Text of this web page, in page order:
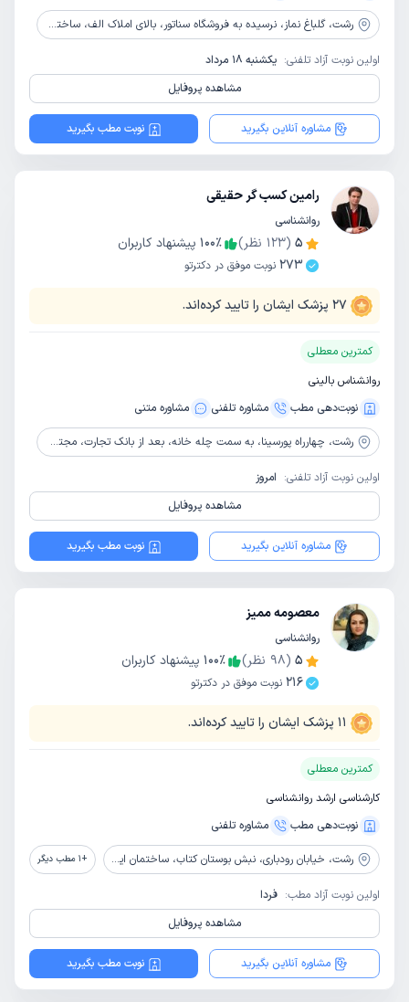
رشت،گلباغ نماز، نرسیده به فروشگاه سناتور، بالای املاک الف، ساختمان گلدن رز،طبقه پنجم، واحد شش
اولین نوبت آزاد تلفنی: یکشنبه 18 مرداد
مشاهده پروفایل
مشاوره آنلاین بگیرید نوبت مطب بگیرید
رامین کسب گر حقیقی
روانشناسی
5
(
123 نظر) 100٪
پیشنهاد کاربران
273 نوبت موفق در دکترتو
27 پزشک ایشان را تایید کرده‌اند.
کمترین معطلی
روانشناس بالینی
نوبت‌دهی مطب
مشاوره‌ تلفنی مشاوره‌ متنی
رشت، چهارراه پورسینا، به سمت چله خانه، بعد از بانک تجارت، مجتمع ایرانیان، طبقه 5، واحد 20 و طبقه 7، واحد 26
اولین نوبت آزاد تلفنی: امروز
مشاهده پروفایل
مشاوره آنلاین بگیرید نوبت مطب بگیرید
معصومه ممیز
روانشناسی
5
(
98 نظر) 100٪
پیشنهاد کاربران
216 نوبت موفق در دکترتو
11 پزشک ایشان را تایید کرده‌اند.
کمترین معطلی
کارشناسی ارشد روانشناسی
نوبت‌دهی مطب
مشاوره‌ تلفنی
رشت، خیابان رودباری، نبش بوستان کتاب، ساختمان ایرانیان، طبقه 3، واحد 5 +
1 مطب دیگر
اولین نوبت آزاد مطب: فردا
مشاهده پروفایل
مشاوره آنلاین بگیرید نوبت مطب بگیرید